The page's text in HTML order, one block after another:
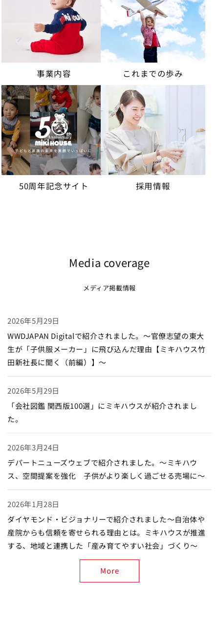
事業内容 これまでの歩み
50周年記念サイト 採用情報
Media coverage
メディア掲載情報
2026年5月29日
WWDJAPAN Digitalで紹介されました。～官僚志望の東大
生が「子供服メーカー」に飛び込んだ理由【ミキハウス竹
田新社長に聞く（前編）】～
2026年5月29日
「会社図鑑 関西版100選」にミキハウスが紹介されまし
た。
2026年3月24日
デパートニューズウェブで紹介されました。～ミキハウ
ス、空間提案を強化 子供がより楽しく過ごせる売場に～
2026年1月28日
ダイヤモンド・ビジョナリーで紹介されました～自治体や
産院からも信頼を寄せられる理由とは。ミキハウスが推進
する、地域と連携した「産み育てやすい社会」づくり～
More